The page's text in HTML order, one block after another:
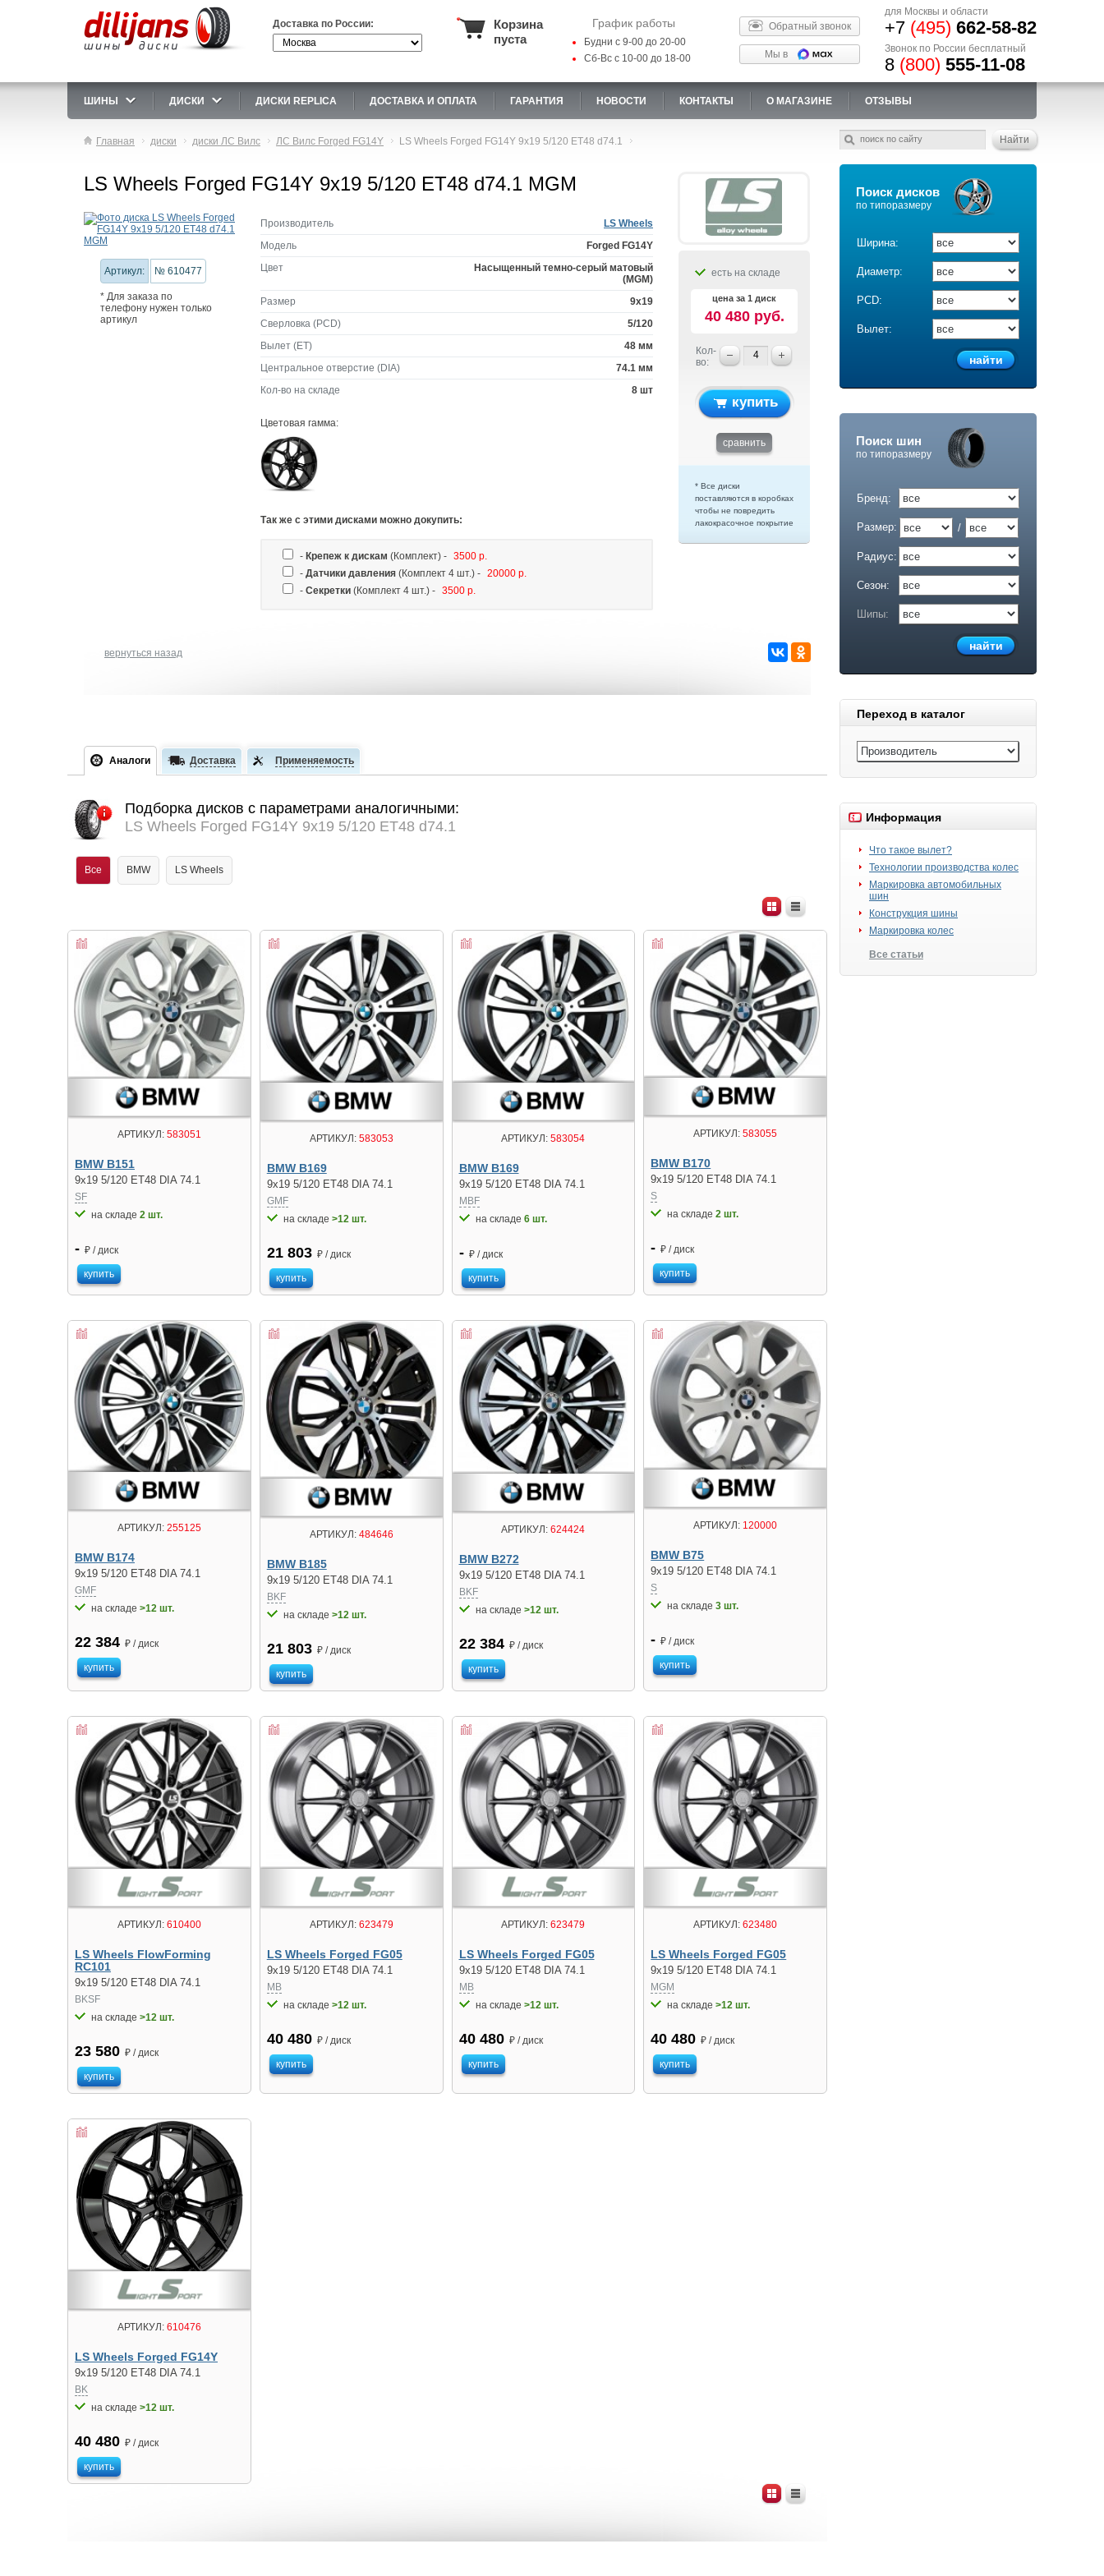
Доставка по России:
Корзина
пуста
График работы
Будни с 9-00 до 20-00
Сб-Вс с 10-00 до 18-00
Обратный звонок
Мы в
для Москвы и области
+7 (495) 662-58-82
Звонок по России бесплатный
8 (800) 555-11-08
ШИНЫ ДИСКИ ДИСКИ REPLICA ДОСТАВКА И ОПЛАТА ГАРАНТИЯ НОВОСТИ КОНТАКТЫ О МАГАЗИНЕ ОТЗЫВЫ
Главная диски диски ЛС Вилс ЛС Вилс Forged FG14Y LS Wheels Forged FG14Y 9x19 5/120 ET48 d74.1
Поиск дисков
по типоразмеру
Ширина:
Диаметр:
PCD:
Вылет:
Поиск шин
по типоразмеру
Бренд:
Размер: /
Радиус:
Сезон:
Шипы:
Переход в каталог
Информация
Что такое вылет?
Технологии производства колес
Маркировка автомобильных
шин
Конструкция шины
Маркировка колес
Все статьи
LS Wheels Forged FG14Y 9x19 5/120 ET48 d74.1 MGM
Артикул: № 610477
* Для заказа по
телефону нужен только
артикул
есть на складе
цена за 1 диск
40 480 руб.
Кол-
во:
купить
сравнить
* Все диски
поставляются в коробках
чтобы не повредить
лакокрасочное покрытие
Производитель
LS Wheels
Модель
Forged FG14Y
Цвет
Насыщенный темно-серый матовый
(MGM)
Размер
9x19
Сверловка (PCD)
5/120
Вылет (ET)
48 мм
Центральное отверстие (DIA)
74.1 мм
Кол-во на складе
8 шт
Цветовая гамма:
Так же c этими дисками можно докупить:
- Крепеж к дискам (Комплект) - 3500 р.
- Датчики давления (Комплект 4 шт.) - 20000 р.
- Секретки (Комплект 4 шт.) - 3500 р.
вернуться назад
Аналоги Доставка Применяемость
Подборка дисков с параметрами аналогичными:
LS Wheels Forged FG14Y 9x19 5/120 ET48 d74.1
Все BMW LS Wheels
АРТИКУЛ:583051
BMW B151
9x19 5/120 ET48 DIA 74.1
SF
на складе 2 шт.
- ₽ / диск
купить
АРТИКУЛ:583053
BMW B169
9x19 5/120 ET48 DIA 74.1
GMF
на складе >12 шт.
21 803 ₽ / диск
купить
АРТИКУЛ: 583054
BMW B169
9x19 5/120 ET48 DIA 74.1
MBF
на складе 6 шт.
- ₽ / диск
купить
АРТИКУЛ: 583055
BMW B170
9x19 5/120 ET48 DIA 74.1
S
на складе2 шт.
- ₽ / диск
купить
АРТИКУЛ:255125
BMW B174
9x19 5/120 ET48 DIA 74.1
GMF
на складе >12 шт.
22 384 ₽ / диск
купить
АРТИКУЛ:484646
BMW B185
9x19 5/120 ET48 DIA 74.1
BKF
на складе >12 шт.
21 803 ₽ / диск
купить
АРТИКУЛ: 624424
BMW B272
9x19 5/120 ET48 DIA 74.1
BKF
на складе >12 шт.
22 384 ₽ / диск
купить
АРТИКУЛ: 120000
BMW B75
9x19 5/120 ET48 DIA 74.1
S
на складе3 шт.
- ₽ / диск
купить
АРТИКУЛ:610400
LS Wheels FlowForming
RC101
9x19 5/120 ET48 DIA 74.1
BKSF
на складе >12 шт.
23 580 ₽ / диск
купить
АРТИКУЛ:623479
LS Wheels Forged FG05
9x19 5/120 ET48 DIA 74.1
MB
на складе >12 шт.
40 480 ₽ / диск
купить
АРТИКУЛ: 623479
LS Wheels Forged FG05
9x19 5/120 ET48 DIA 74.1
MB
на складе >12 шт.
40 480 ₽ / диск
купить
АРТИКУЛ: 623480
LS Wheels Forged FG05
9x19 5/120 ET48 DIA 74.1
MGM
на складе>12 шт.
40 480 ₽ / диск
купить
АРТИКУЛ:610476
LS Wheels Forged FG14Y
9x19 5/120 ET48 DIA 74.1
BK
на складе >12 шт.
40 480 ₽ / диск
купить